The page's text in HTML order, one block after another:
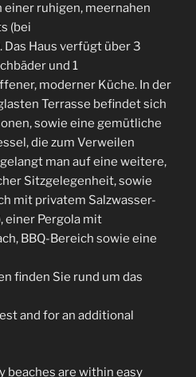
einer ruhigen, meernahen
(bei
Das Haus verfügt über 3
und 1
moderner Küche. In der
Terrasse befindet sich
sowie eine gemütliche
die zum Verweilen
man auf eine weitere,
Sitzgelegenheit, sowie
mit privatem Salzwasser-
einer Pergola mit
BBQ-Bereich sowie eine
finden Sie rund um das
and for an additional
beaches are within easy